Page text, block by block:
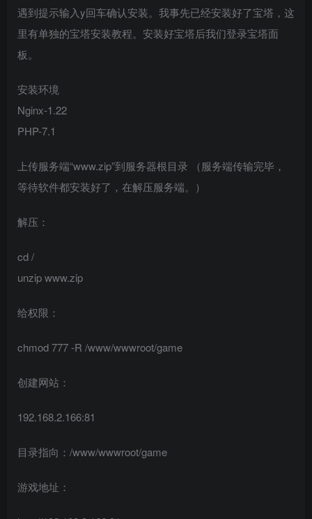
遇到提示输入y回车确认安装。我事先已经安装好了宝塔，这
里有单独的宝塔安装教程。安装好宝塔后我们登录宝塔面
板。
安装环境
Nginx-1.22
PHP-7.1
上传服务端“www.zip”到服务器根目录 （服务端传输完毕，
等待软件都安装好了，在解压服务端。）
解压：
cd /
unzip www.zip
给权限：
chmod 777 -R /www/wwwroot/game
创建网站：
192.168.2.166:81
目录指向：/www/wwwroot/game
游戏地址：